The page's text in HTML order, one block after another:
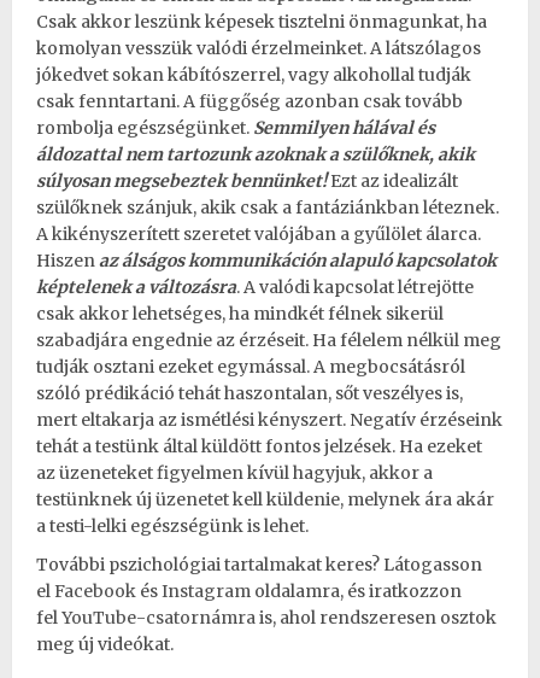
Csak akkor leszünk képesek tisztelni önmagunkat, ha
komolyan vesszük valódi érzelmeinket. A látszólagos
jókedvet sokan kábítószerrel, vagy alkohollal tudják
csak fenntartani. Afüggőség azonban csak tovább
rombolja egészségünket. Semmilyen hálával és
áldozattal nem tartozunk azoknak a szülőknek, akik
súlyosan megsebeztek bennünket!Ezt az idealizált
szülőknek szánjuk, akik csak a fantáziánkban léteznek.
A kikényszerített szeretet valójában a gyűlölet álarca.
Hiszenaz álságos kommunikáción alapuló kapcsolatok
képtelenek a változásra. A valódi kapcsolat létrejötte
csak akkor lehetséges, ha mindkét félnek sikerül
szabadjára engednie az érzéseit. Ha félelem nélkül meg
tudják osztani ezeket egymással. A megbocsátásról
szóló prédikáció tehát haszontalan, sőt veszélyes is,
mert eltakarja az ismétlési kényszert. Negatív érzéseink
tehát a testünk által küldött fontos jelzések. Ha ezeket
az üzeneteket figyelmen kívül hagyjuk, akkor a
testünknek új üzenetet kell küldenie, melynek ára akár
a testi-lelki egészségünk is lehet.
További pszichológiai tartalmakat keres? Látogasson
elFacebook ésInstagram oldalamra, és iratkozzon
felYouTube-csatornámrais, ahol rendszeresen osztok
meg új videókat.